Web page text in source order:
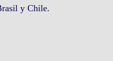
y Chile.